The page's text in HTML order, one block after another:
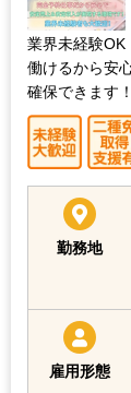
業界未経験OK
働けるから安
確保できます
勤務地
雇用形態